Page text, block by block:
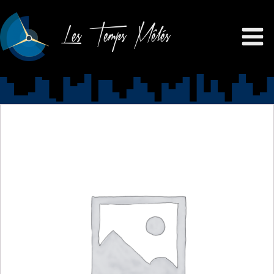
Les Temps Mêlés